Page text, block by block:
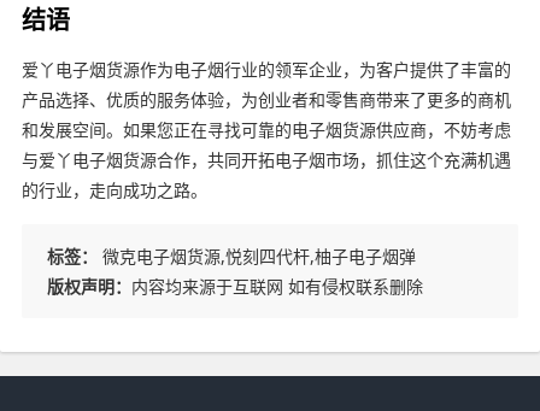
结语
爱丫电子烟货源作为电子烟行业的领军企业，为客户提供了丰富的
产品选择、优质的服务体验，为创业者和零售商带来了更多的商机
和发展空间。如果您正在寻找可靠的电子烟货源供应商，不妨考虑
与爱丫电子烟货源合作，共同开拓电子烟市场，抓住这个充满机遇
的行业，走向成功之路。
标签：
微克电子烟货源,悦刻四代杆,柚子电子烟弹
版权声明： 内容均来源于互联网 如有侵权联系删除